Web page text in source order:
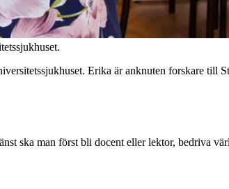
Erika är anknuten forskare till
ska man först bli docent eller lektor, bedriva